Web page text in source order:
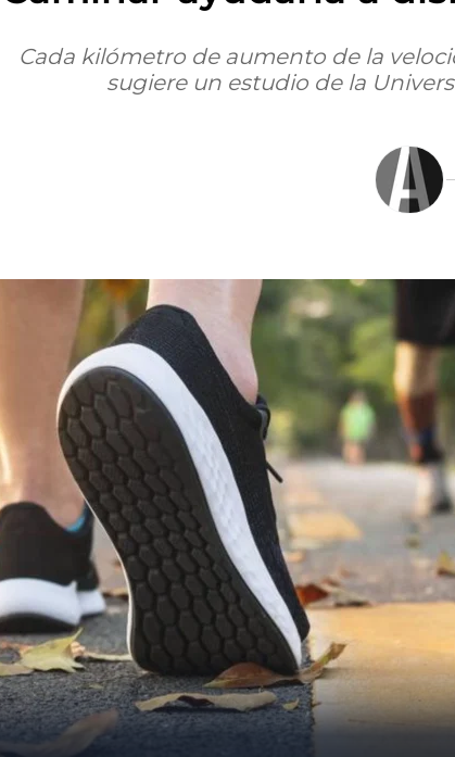
Cada kilómetro de aumento de la
sugiere un estudio de la